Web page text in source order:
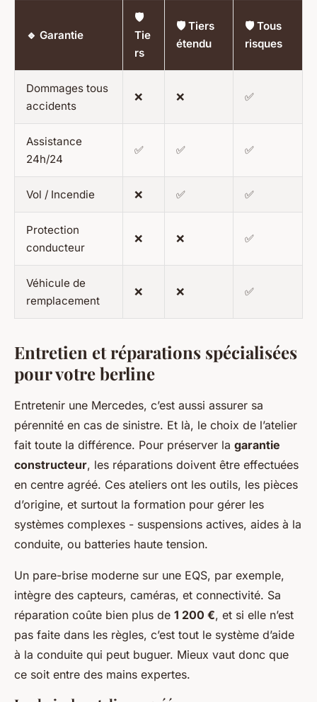
🔹 Garantie
🛡️
Tie
rs
🛡️ Tiers
étendu
🛡️ Tous
risques
Dommages tous
accidents
❌ ❌ ✅
Assistance
24h/24
✅ ✅ ✅
Vol / Incendie ❌ ✅ ✅
Protection
conducteur
❌ ❌ ✅
Véhicule de
remplacement
❌ ❌ ✅
Entretien et réparations spécialisées
pour votre berline
Entretenir une Mercedes, c’est aussi assurer sa
pérennité en cas de sinistre. Et là, le choix de l’atelier
fait toute la différence. Pour préserver la garantie
constructeur, les réparations doivent être effectuées
en centre agréé. Ces ateliers ont les outils, les pièces
d’origine, et surtout la formation pour gérer les
systèmes complexes - suspensions actives, aides à la
conduite, ou batteries haute tension.
Un pare-brise moderne sur une EQS, par exemple,
intègre des capteurs, caméras, et connectivité. Sa
réparation coûte bien plus de 1 200 €, et si elle n’est
pas faite dans les règles, c’est tout le système d’aide
à la conduite qui peut buguer. Mieux vaut donc que
ce soit entre des mains expertes.